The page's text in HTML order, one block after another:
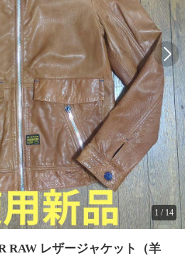
1 / 14
レザージャケット（羊